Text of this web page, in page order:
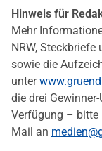
Hinweis für
Mehr
NRW,
sowie die
unter
die drei
Verfügung – bitte
Mail an